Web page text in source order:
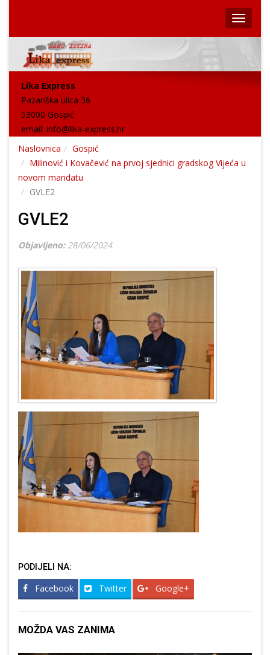
Lika Express
Pazariška ulica 36
53000 Gospić
email: info@lika-express.hr
Naslovnica
Gospić
Milinović i Kovačević na prvoj sjednici gradskog Vijeća u
novom mandatu
GVLE2
GVLE2
Objavljeno: 28/06/2024
PODIJELI NA:
Facebook Twitter Google+
MOŽDA VAS ZANIMA